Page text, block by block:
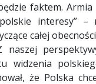
faktem.
interesy” –
całej
naszej
że Polska